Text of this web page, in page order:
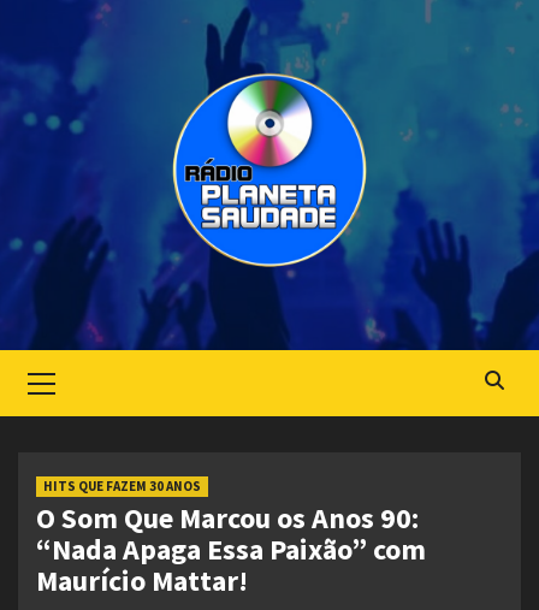
Menu
HITS QUE FAZEM 30 ANOS
O Som Que Marcou os Anos 90:
“Nada Apaga Essa Paixão” com
Maurício Mattar!